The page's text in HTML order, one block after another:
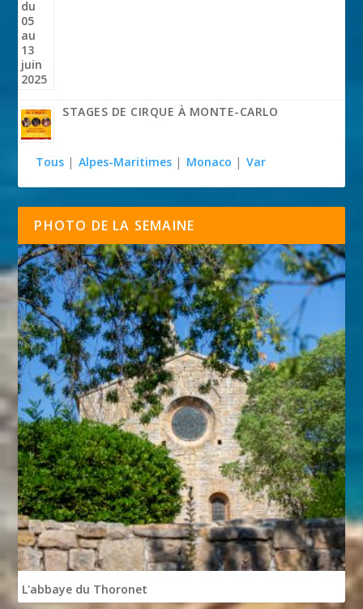
STAGES DE CIRQUE À MONTE-CARLO
Tous | Alpes-Maritimes | Monaco | Var
PHOTO DE LA SEMAINE
L'abbaye du Thoronet